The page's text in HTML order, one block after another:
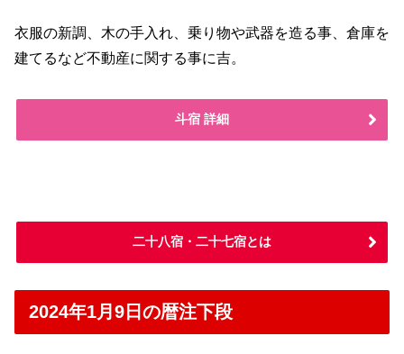
衣服の新調、木の手入れ、乗り物や武器を造る事、倉庫を
建てるなど不動産に関する事に吉。
斗宿 詳細
二十八宿・二十七宿とは
2024年1月9日の暦注下段